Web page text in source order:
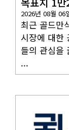
2026년 08월 06
최근 골드만
시장에 대한
들의 관심을
...